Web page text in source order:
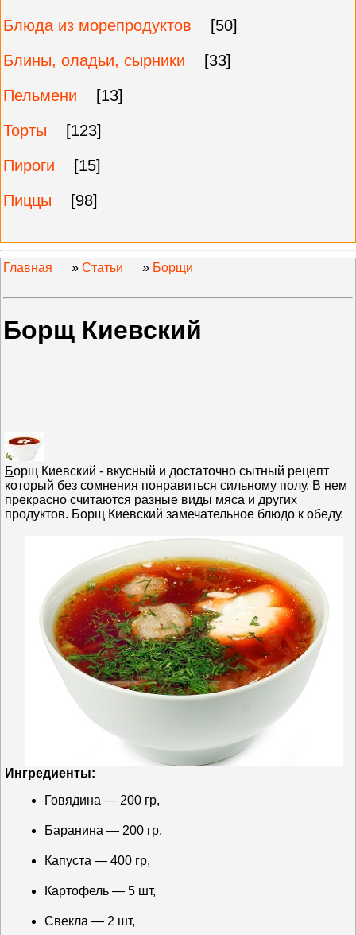
Блюда из морепродуктов
[50]
Блины, оладьи, сырники
[33]
Пельмени
[13]
Торты
[123]
Пироги
[15]
Пиццы
[98]
Главная » Статьи » Борщи
Борщ Киевский
Борщ Киевский - вкусный и достаточно сытный рецепт
который без сомнения понравиться сильному полу. В нем
прекрасно считаются разные виды мяса и других
продуктов. Борщ Киевский замечательное блюдо к обеду.
Ингредиенты:
Говядина — 200 гр,
Баранина — 200 гр,
Капуста — 400 гр,
Картофель — 5 шт,
Свекла — 2 шт,